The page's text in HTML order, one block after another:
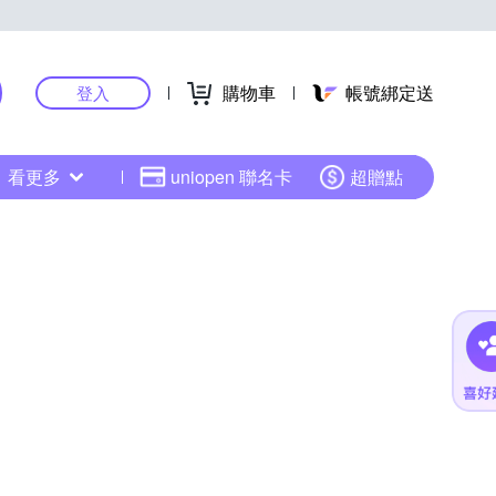
登入 購物車 帳號綁定送
看更多 uniopen 聯名卡 超贈點